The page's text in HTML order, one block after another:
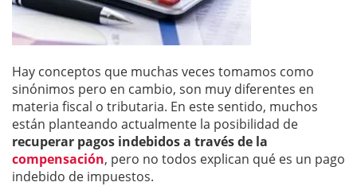
Hay conceptos que muchas veces tomamos como
sinónimos pero en cambio, son muy diferentes en
materia fiscal o tributaria. En este sentido, muchos
están planteando actualmente la posibilidad de
recuperar pagos indebidos a través de la
compensación, pero no todos explican qué es un pago
indebido de impuestos.